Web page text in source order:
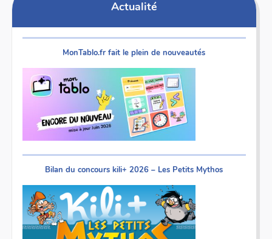
Actualité
MonTablo.fr fait le plein de nouveautés
Bilan du concours kili+ 2026 – Les Petits Mythos